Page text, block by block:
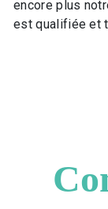
encore plus
est qualifiée et